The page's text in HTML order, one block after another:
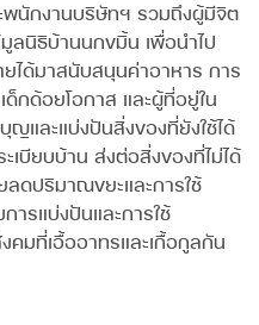
นักงานบริษัทฯ รวมถึงผู้มีจิต
ลนิธิบ้านนกขมิ้น เพื่อนำไป
ได้มาสนับสนุนค่าอาหาร การ
กด้อยโอกาส และผู้ที่อยู่ใน
และแบ่งปันสิ่งของที่ยังใช้ได้
เบียบบ้าน ส่งต่อสิ่งของที่ไม่ได้
ลดปริมาณขยะและการใช้
รแบ่งปันและการใช้
มที่เอื้ออาทรและเกื้อกูลกัน